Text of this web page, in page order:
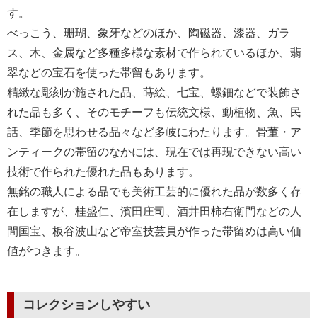
す。
べっこう、珊瑚、象牙などのほか、陶磁器、漆器、ガラ
ス、木、金属など多種多様な素材で作られているほか、翡
翠などの宝石を使った帯留もあります。
精緻な彫刻が施された品、蒔絵、七宝、螺鈿などで装飾さ
れた品も多く、そのモチーフも伝統文様、動植物、魚、民
話、季節を思わせる品々など多岐にわたります。骨董・ア
ンティークの帯留のなかには、現在では再現できない高い
技術で作られた優れた品もあります。
無銘の職人による品でも美術工芸的に優れた品が数多く存
在しますが、桂盛仁、濱田庄司、酒井田柿右衛門などの人
間国宝、板谷波山など帝室技芸員が作った帯留めは高い価
値がつきます。
コレクションしやすい